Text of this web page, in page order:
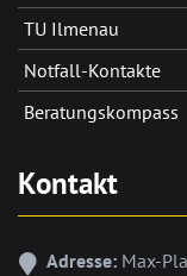
TU Ilmenau
Notfall-Kontakte
Beratungskompass
Kontakt
Adresse: Max-